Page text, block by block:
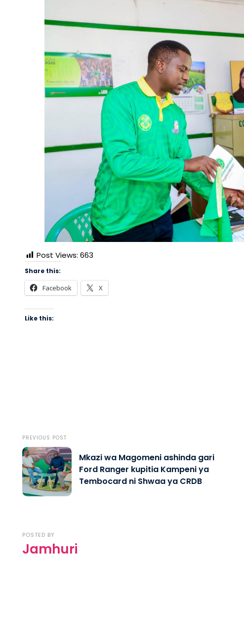
Post Views: 663
Share this:
Facebook X
Like this:
PREVIOUS POST
Mkazi wa Magomeni ashinda gari
Ford Ranger kupitia Kampeni ya
Tembocard ni Shwaa ya CRDB
POSTED BY
Jamhuri